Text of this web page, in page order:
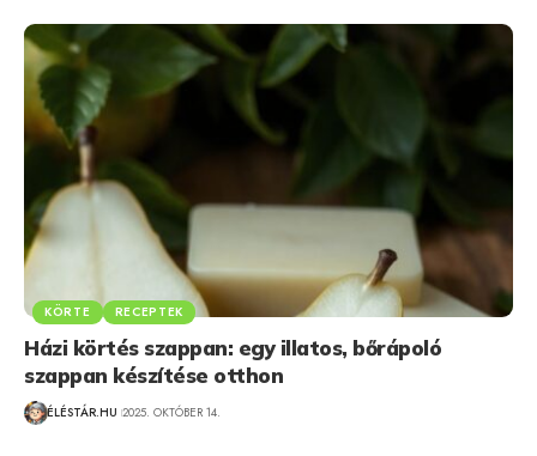
KÖRTE RECEPTEK
Házi körtés szappan: egy illatos, bőrápoló
szappan készítése otthon
ÉLÉSTÁR.HU 2025. OKTÓBER 14.